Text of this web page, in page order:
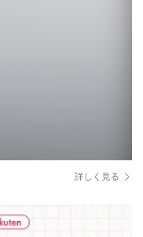
詳しく見る